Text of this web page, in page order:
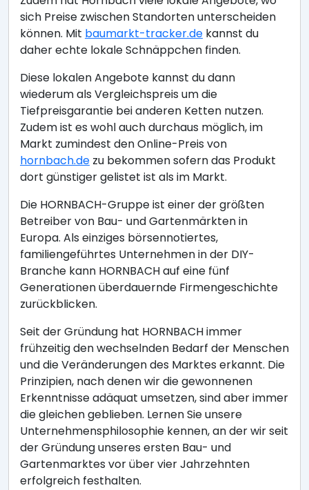
sich Preise zwischen Standorten unterscheiden
können. Mit baumarkt-tracker.de kannst du
daher echte lokale Schnäppchen finden.
Diese lokalen Angebote kannst du dann
wiederum als Vergleichspreis um die
Tiefpreisgarantie bei anderen Ketten nutzen.
Zudem ist es wohl auch durchaus möglich, im
Markt zumindest den Online-Preis von
hornbach.de zu bekommen sofern das Produkt
dort günstiger gelistet ist als im Markt.
Die HORNBACH-Gruppe ist einer der größten
Betreiber von Bau- und Gartenmärkten in
Europa. Als einziges börsennotiertes,
familiengeführtes Unternehmen in der DIY-
Branche kann HORNBACH auf eine fünf
Generationen überdauernde Firmengeschichte
zurückblicken.
Seit der Gründung hat HORNBACH immer
frühzeitig den wechselnden Bedarf der Menschen
und die Veränderungen des Marktes erkannt. Die
Prinzipien, nach denen wir die gewonnenen
Erkenntnisse adäquat umsetzen, sind aber immer
die gleichen geblieben. Lernen Sie unsere
Unternehmensphilosophie kennen, an der wir seit
der Gründung unseres ersten Bau- und
Gartenmarktes vor über vier Jahrzehnten
erfolgreich festhalten.